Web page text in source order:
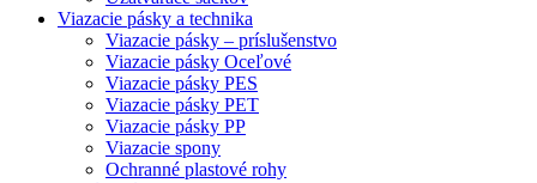
Viazacie pásky a technika
Viazacie pásky – príslušenstvo
Viazacie pásky Oceľové
Viazacie pásky PES
Viazacie pásky PET
Viazacie pásky PP
Viazacie spony
Ochranné plastové rohy